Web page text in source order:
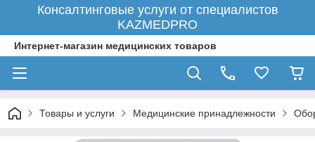
Консалтинговые услуги от специалистов
KAZMEDPRO
Интернет-магазин медицинских товаров
Товары и услуги Медицинские принадлежности